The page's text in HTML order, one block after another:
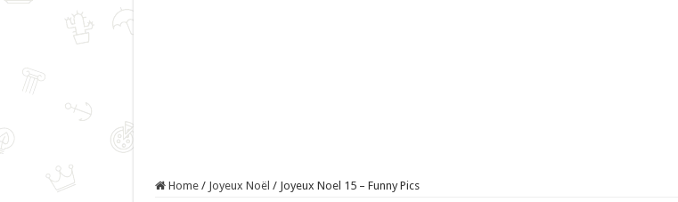
Home / Joyeux Noël / Joyeux Noel 15 – Funny Pics